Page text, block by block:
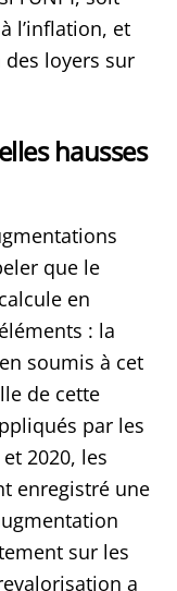
l’inflation, et
des loyers sur
hausses
que le
en
: la
soumis à cet
de cette
par les
2020, les
enregistré une
sur les
a